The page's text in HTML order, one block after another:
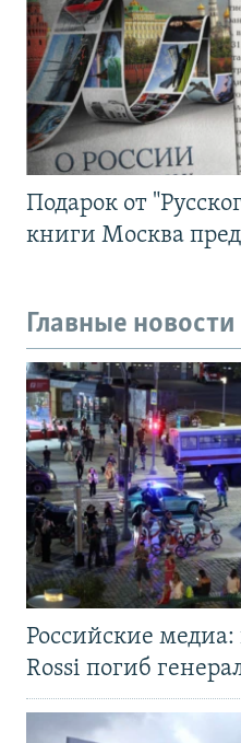
Подарок от
книги Москва
Главные новости
Российские
Rossi погиб